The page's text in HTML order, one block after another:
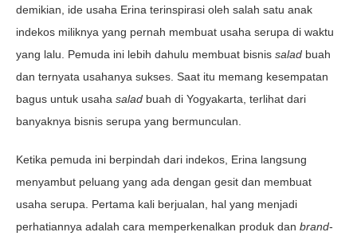
demikian, ide usaha Erina terinspirasi oleh salah satu anak
indekos miliknya yang pernah membuat usaha serupa di waktu
yang lalu. Pemuda ini lebih dahulu membuat bisnis salad buah
dan ternyata usahanya sukses. Saat itu memang kesempatan
bagus untuk usaha salad buah di Yogyakarta, terlihat dari
banyaknya bisnis serupa yang bermunculan.
Ketika pemuda ini berpindah dari indekos, Erina langsung
menyambut peluang yang ada dengan gesit dan membuat
usaha serupa. Pertama kali berjualan, hal yang menjadi
perhatiannya adalah cara memperkenalkan produk dan brand-